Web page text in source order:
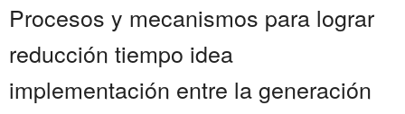
Procesos y mecanismos para lograr
reducción tiempo idea
implementación entre la generación